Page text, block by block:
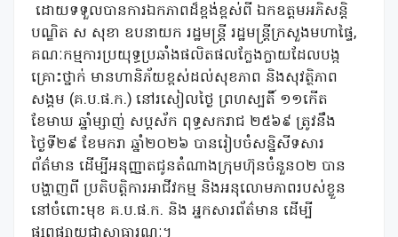
ដោយទទួលបានការឯកភាពដ៏ខ្ពង់ខ្ពស់ពី ឯកឧត្តមអភិសន្តិ
បណ្ឌិត ស សុខា ឧបនាយក រដ្ឋមន្ត្រី រដ្ឋមន្ត្រីក្រសួងមហាផ្ទៃ,
គណៈកម្មការប្រយុទ្ធប្រឆាំងផលិតផលក្លែងក្លាយដែលបង្ក
គ្រោះថ្នាក់ មានហានិភ័យខ្ពស់ដល់សុខភាព និងសុវត្ថិភាព
សង្គម (គ.ប.ផ.ក.) នៅរសៀលថ្ងៃ ព្រហស្បតិ៍ ១១កើត
ខែមាឃ ឆ្នាំម្សាញ់ សប្តស័ក ពុទ្ធសករាជ ២៥៦៩ ត្រូវនឹង
ថ្ងៃទី២៩ ខែមករា ឆ្នាំ២០២៦ បានរៀបចំសន្និសីទសារ
ព័ត៌មាន ដើម្បីអនុញ្ញាតជូនតំណាងក្រុមហ៊ុនចំនួន០២ បាន
បង្ហាញពី ប្រតិបត្តិការអាជីវកម្ម និងអនុលោមភាពរបស់ខ្លួន
នៅចំពោះមុខ គ.ប.ផ.ក. និង អ្នកសារព័ត៌មាន ដើម្បី